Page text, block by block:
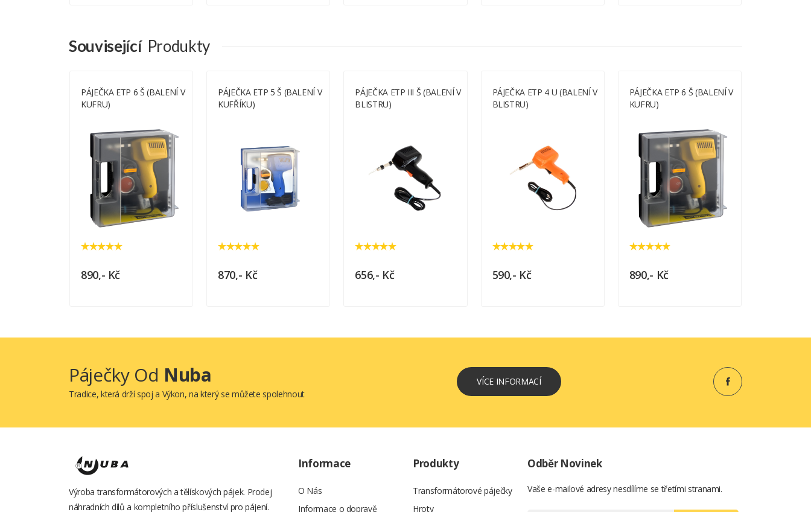
Související Produkty
PÁJEČKA ETP 6 Š (BALENÍ V
KUFRU)
890,- Kč
PÁJEČKA ETP 5 Š (BALENÍ V
KUFŘÍKU)
870,- Kč
PÁJEČKA ETP III Š (BALENÍ V
BLISTRU)
656,- Kč
PÁJEČKA ETP 4 U (BALENÍ V
BLISTRU)
590,- Kč
PÁJEČKA ETP 6 Š (BALENÍ V
KUFRU)
890,- Kč
Páječky Od Nuba
Tradice, která drží spoj a Výkon, na který se můžete spolehnout
VÍCE INFORMACÍ
Výroba transformátorových a tělískových pájek. Prodej
náhradních dílů a kompletního příslušenství pro pájení.
Informace
O Nás
Informace o dopravě
Produkty
Transformátorové páječky
Hroty
Odběr Novinek
Vaše e-mailové adresy nesdílíme se třetími stranami.